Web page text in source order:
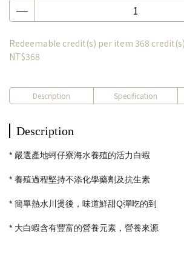
Redeemable credit(s) per item 368
NT$368
Description Specification
Description
* 嚴選產地蚵仔寮海水養殖的活力白蝦
* 養殖過程堅持不添化學藥劑及抗生素
* 簡單熱水川燙後，味道鮮甜Q彈吃的到
* 大白蝦含有豐富的營養元素，營養來源